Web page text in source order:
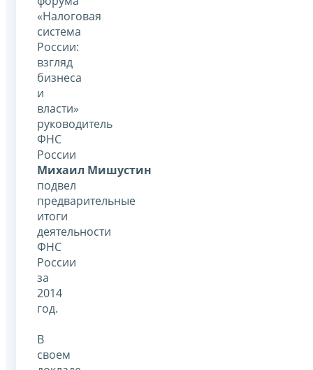
«Налоговая
система
России:
взгляд
бизнеса
и
власти»
руководитель
ФНС
России
Михаил Мишустин
подвел
предварительные
итоги
деятельности
ФНС
России
за
2014
год.
В
своем